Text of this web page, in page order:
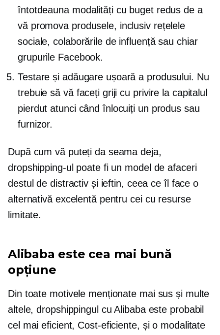
întotdeauna modalități cu buget redus de a
vă promova produsele, inclusiv rețelele
sociale, colaborările de influență sau chiar
grupurile Facebook.
Testare și adăugare ușoară a produsului. Nu
trebuie să vă faceți griji cu privire la capitalul
pierdut atunci când înlocuiți un produs sau
furnizor.
După cum vă puteți da seama deja,
dropshipping-ul poate fi un model de afaceri
destul de distractiv și ieftin, ceea ce îl face o
alternativă excelentă pentru cei cu resurse
limitate.
Alibaba este cea mai bună
opțiune
Din toate motivele menționate mai sus și multe
altele, dropshippingul cu Alibaba este probabil
cel mai eficient, Cost-eficiente, și o modalitate